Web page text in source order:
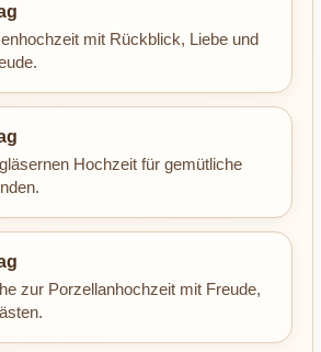
mit Rückblick, Liebe und
Hochzeit für gemütliche
zur Porzellanhochzeit mit Freude,